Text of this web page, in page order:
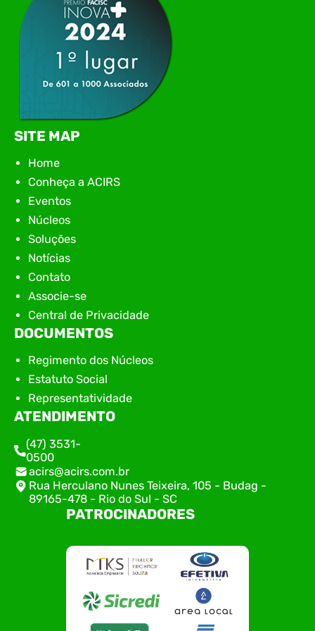
SITE MAP
Home
Conheça a ACIRS
Eventos
Núcleos
Soluções
Notícias
Contato
Associe-se
Central de Privacidade
DOCUMENTOS
Regimento dos Núcleos
Estatuto Social
Representatividade
ATENDIMENTO
(47) 3531-
0500
acirs@acirs.com.br
Rua Herculano Nunes Teixeira, 105 - Budag -
89165-478 - Rio do Sul - SC
PATROCINADORES